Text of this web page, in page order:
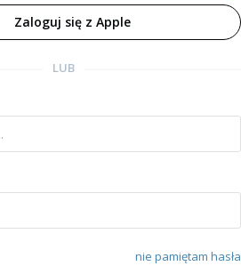
Zaloguj się z Apple
LUB
nie pamiętam hasła